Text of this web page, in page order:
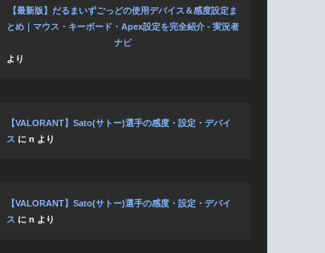
【最新版】だるまいずごっどの使用デバイス＆感度設定ま
とめ｜マウス・キーボード・Apex設定を完全紹介 - 実況者
ナビ
より
【VALORANT】Sato(サトー)選手の感度・設定・デバイ
ス に n より
【VALORANT】Sato(サトー)選手の感度・設定・デバイ
ス に n より